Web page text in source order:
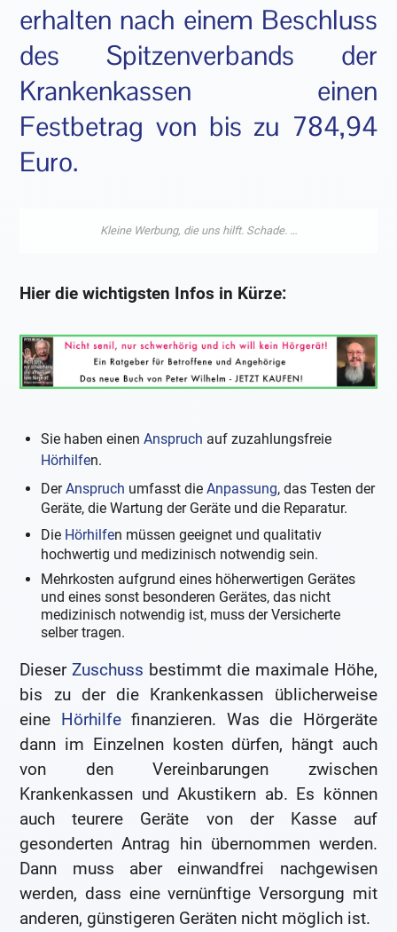
erhalten nach einem Beschluss
des Spitzenverbands der
Krankenkassen einen
Festbetrag von bis zu 784,94
Euro.
Hier die wichtigsten Infos in Kürze:
Sie haben einenAnspruch auf zuzahlungsfreie
Hörhilfen.
DerAnspruch umfasst dieAnpassung, das Testen der
Geräte, die Wartung der Geräte und die Reparatur.
Die Hörhilfen müssen geeignet und qualitativ
hochwertig und medizinisch notwendig sein.
Mehrkosten aufgrund eines höherwertigen Gerätes
und eines sonst besonderen Gerätes, das nicht
medizinisch notwendig ist, muss der Versicherte
selber tragen.
DieserZuschuss bestimmt die maximale Höhe,
bis zu der die Krankenkassen üblicherweise
eine Hörhilfefinanzieren. Was die Hörgeräte
dann im Einzelnen kosten dürfen, hängt auch
von den Vereinbarungen zwischen
Krankenkassen und Akustikern ab. Es können
auch teurere Geräte von der Kasse auf
gesonderten Antrag hin übernommen werden.
Dann muss aber einwandfrei nachgewisen
werden, dass eine vernünftige Versorgung mit
anderen, günstigeren Geräten nicht möglich ist.